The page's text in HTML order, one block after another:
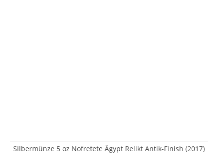
Silbermünze 5 oz Nofretete Ägypt Relikt Antik-Finish (2017)